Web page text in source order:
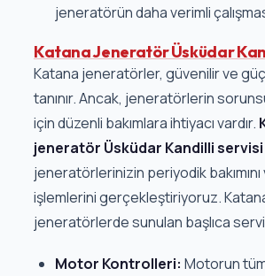
jeneratörün daha verimli
Katana Jeneratör Üsküdar
Katana jeneratörler, güvenilir ve
tanınır. Ancak, jeneratörlerin
için düzenli bakımlara ihtiyacı vardır.
jeneratör Üsküdar Kandilli servisi
jeneratörlerinizin periyodik
işlemlerini gerçekleştiriyoruz.
jeneratörlerde sunulan başlıca
Motor Kontrolleri: Motorun